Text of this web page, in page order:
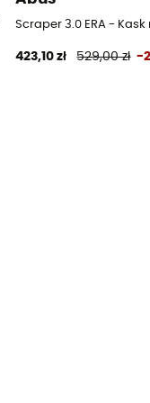
Scraper 3.0 ERA -
423,10 zł 529,00 zł -